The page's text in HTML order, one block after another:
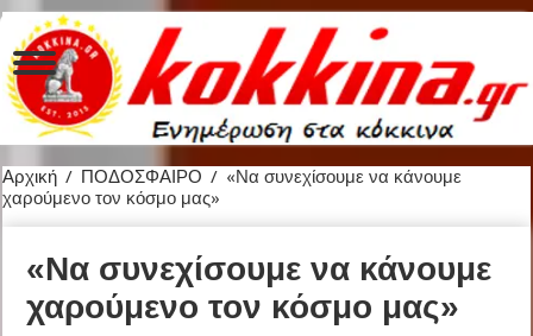
Αρχική / ΠΟΔΟΣΦΑΙΡΟ / «Να συνεχίσουμε να κάνουμε
χαρούμενο τον κόσμο μας»
«Να συνεχίσουμε να κάνουμε
χαρούμενο τον κόσμο μας»